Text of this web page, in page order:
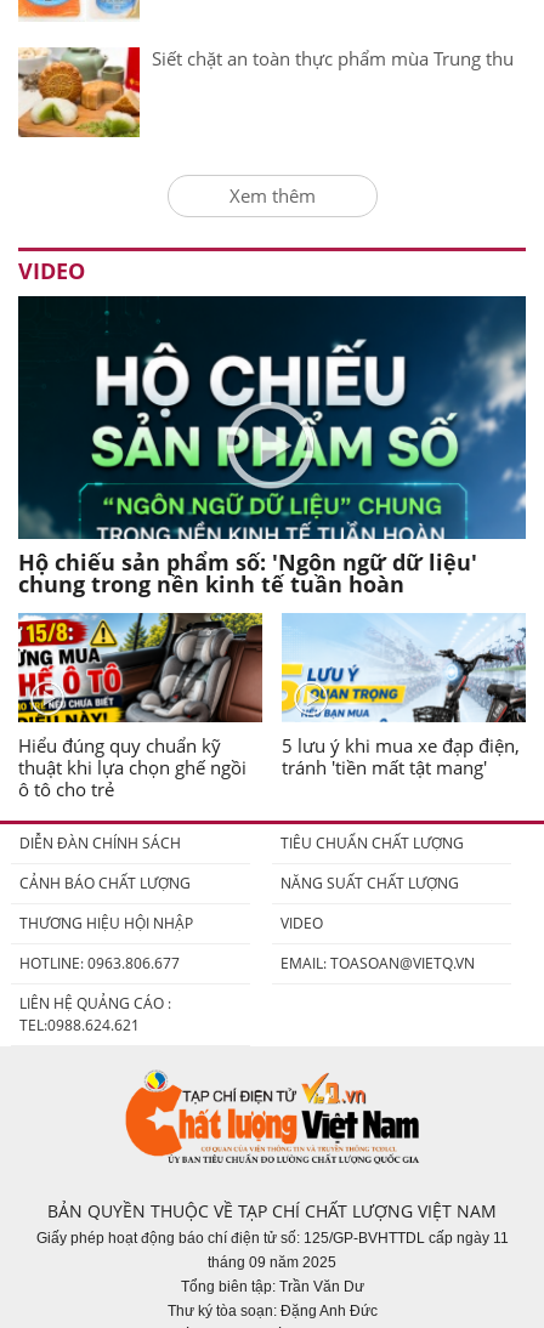
Siết chặt an toàn thực phẩm mùa Trung thu
Xem thêm
VIDEO
Hộ chiếu sản phẩm số: 'Ngôn ngữ dữ liệu'
chung trong nền kinh tế tuần hoàn
Hiểu đúng quy chuẩn kỹ
thuật khi lựa chọn ghế ngồi
ô tô cho trẻ
5 lưu ý khi mua xe đạp điện,
tránh 'tiền mất tật mang'
DIỄN ĐÀN CHÍNH SÁCH
TIÊU CHUẨN CHẤT LƯỢNG
CẢNH BÁO CHẤT LƯỢNG
NĂNG SUẤT CHẤT LƯỢNG
THƯƠNG HIỆU HỘI NHẬP
VIDEO
HOTLINE: 0963.806.677
EMAIL:TOASOAN@VIETQ.VN
LIÊN HỆ QUẢNG CÁO :
TEL:0988.624.621
BẢN QUYỀN THUỘC VỀ TẠP CHÍ CHẤT LƯỢNG VIỆT NAM
Giấy phép hoạt động báo chí điện tử số: 125/GP-BVHTTDL cấp ngày 11
tháng 09 năm 2025
Tổng biên tập: Trần Văn Dư
Thư ký tòa soạn: Đặng Anh Đức